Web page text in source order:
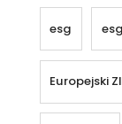
esg
Europejski